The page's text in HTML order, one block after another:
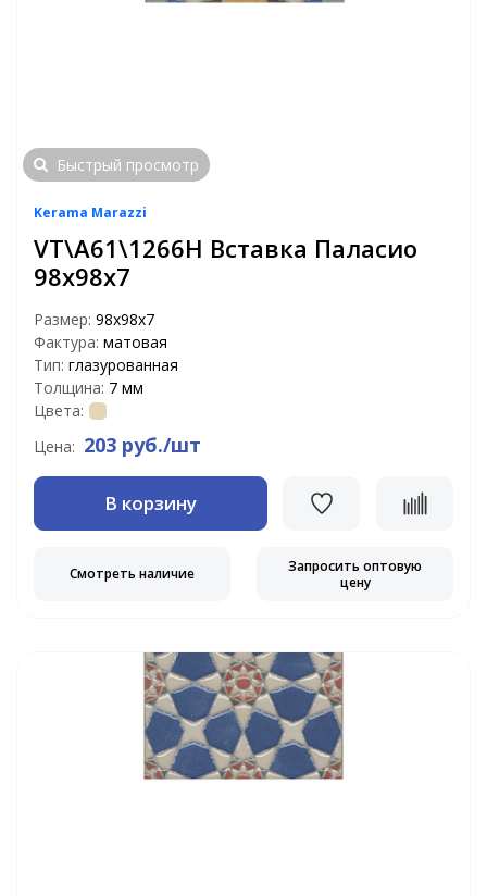
Быстрый просмотр
Kerama Marazzi
VT\A61\1266H Вставка Паласио
98х98х7
Размер: 98х98х7
Фактура: матовая
Тип: глазурованная
Толщина: 7 мм
Цвета:
Цена: 203 руб./шт
В корзину
Смотреть наличие
Запросить оптовую
цену